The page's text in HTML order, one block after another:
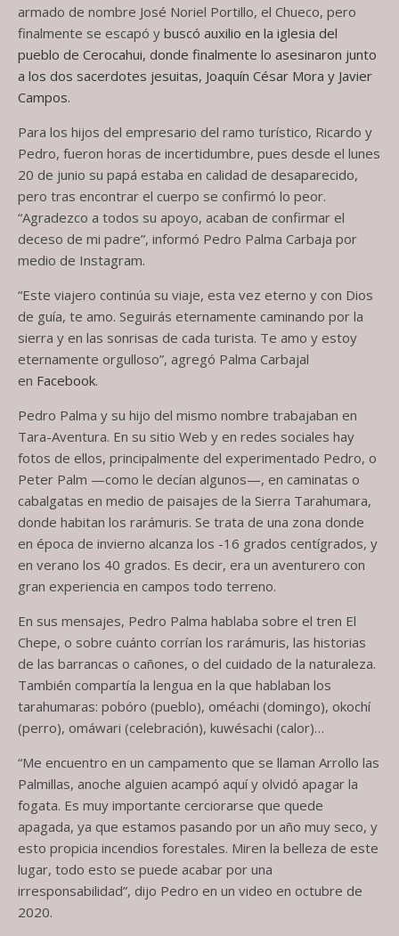
armado de nombre José Noriel Portillo, el Chueco, pero
finalmente se escapó y buscó auxilio en la iglesia del
pueblo de Cerocahui, donde finalmente lo asesinaron junto
a los dos sacerdotes jesuitas, Joaquín César Mora y Javier
Campos.
Para los hijos del empresario del ramo turístico, Ricardo y
Pedro, fueron horas de incertidumbre, pues desde el lunes
20 de junio su papá estaba en calidad de desaparecido,
pero tras encontrar el cuerpo se confirmó lo peor.
“Agradezco a todos su apoyo, acaban de confirmar el
deceso de mi padre”, informó Pedro Palma Carbaja por
medio de Instagram.
“Este viajero continúa su viaje, esta vez eterno y con Dios
de guía, te amo. Seguirás eternamente caminando por la
sierra y en las sonrisas de cada turista. Te amo y estoy
eternamente orgulloso”, agregó Palma Carbajal
en Facebook.
Pedro Palma y su hijo del mismo nombre trabajaban en
Tara-Aventura. En su sitio Web y en redes sociales hay
fotos de ellos, principalmente del experimentado Pedro, o
Peter Palm —como le decían algunos—, en caminatas o
cabalgatas en medio de paisajes de la Sierra Tarahumara,
donde habitan los rarámuris. Se trata de una zona donde
en época de invierno alcanza los -16 grados centígrados, y
en verano los 40 grados. Es decir, era un aventurero con
gran experiencia en campos todo terreno.
En sus mensajes, Pedro Palma hablaba sobre el tren El
Chepe, o sobre cuánto corrían los rarámuris, las historias
de las barrancas o cañones, o del cuidado de la naturaleza.
También compartía la lengua en la que hablaban los
tarahumaras: pobóro (pueblo), oméachi (domingo), okochí
(perro), omáwari (celebración), kuwésachi (calor)…
“Me encuentro en un campamento que se llaman Arrollo las
Palmillas, anoche alguien acampó aquí y olvidó apagar la
fogata. Es muy importante cerciorarse que quede
apagada, ya que estamos pasando por un año muy seco, y
esto propicia incendios forestales. Miren la belleza de este
lugar, todo esto se puede acabar por una
irresponsabilidad”, dijo Pedro en un video en octubre de
2020.